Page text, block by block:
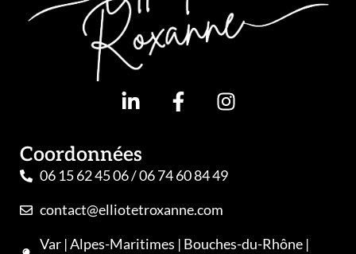
Coordonnées
06 15 62 45 06 / 06 74 60 84 49
contact@elliotetroxanne.com
Var | Alpes-Maritimes | Bouches-du-Rhône |